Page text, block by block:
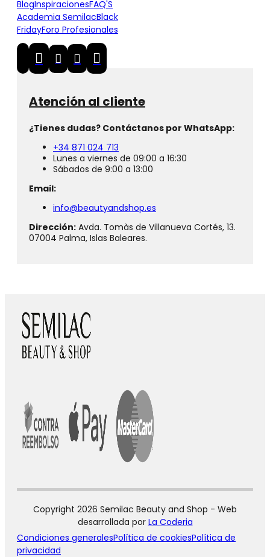
BlogInspiracionesFAQ'S
Academia SemilacBlack
FridayForo Profesionales
Atención al cliente
¿Tienes dudas? Contáctanos por WhatsApp:
+34 871 024 713
Lunes a viernes de 09:00 a 16:30
Sábados de 9:00 a 13:00
Email:
info@beautyandshop.es
Dirección: Avda. Tomàs de Villanueva Cortés, 13.
07004 Palma, Islas Baleares.
Copyright 2026 Semilac Beauty and Shop - Web
desarrollada por La Coderia
Condiciones generalesPolítica de cookiesPolítica de
privacidad